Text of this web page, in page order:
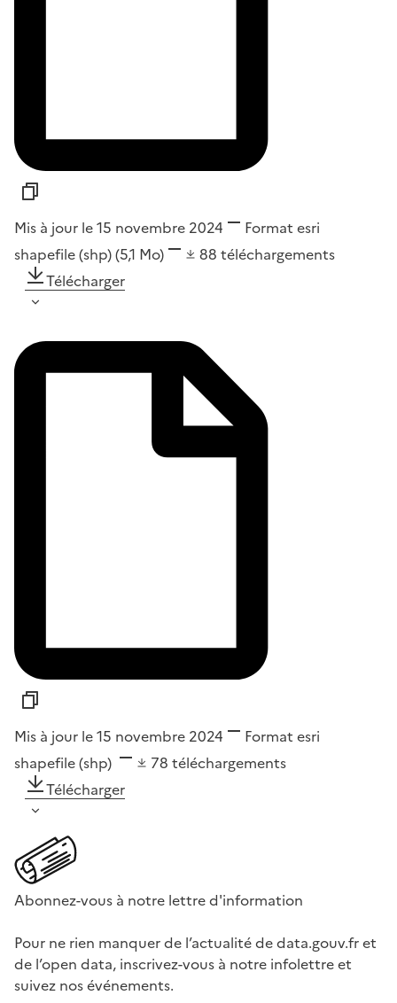
Mis à jour le 15 novembre 2024 Format esri
shapefile (shp)(5,1 Mo) 88 téléchargements
Télécharger
Mis à jour le 15 novembre 2024 Format esri
shapefile (shp)
78 téléchargements
Télécharger
Abonnez-vous à notre lettre d'information
Pour ne rien manquer de l’actualité de data.gouv.fr et
de l’open data, inscrivez-vous à notre infolettre et
suivez nos événements.